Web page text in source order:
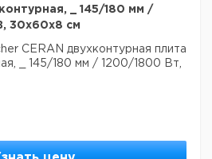
_ 145/180 мм /
30x60x8 см
CERAN двухконтурная плита
_ 145/180 мм / 1200/1800 Вт,